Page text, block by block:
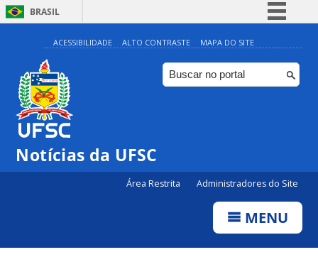
BRASIL
Simplifique!
Comunica BR
Participe
ACESSIBILIDADE ALTO CONTRASTE MAPA DO SITE
Notícias da UFSC
Área Restrita Administradores do Site
MENU